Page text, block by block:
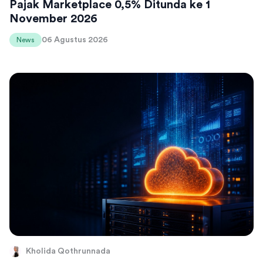
Pajak Marketplace 0,5% Ditunda ke 1
November 2026
News 06 Agustus 2026
Kholida Qothrunnada